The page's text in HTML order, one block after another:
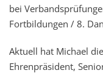
bei
Fortbildungen / 8.
Aktuell hat Michael
Ehrenpräsident,